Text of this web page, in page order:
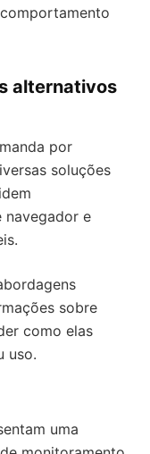
alternativos
por
soluções
navegador e
sobre
como elas
uso.
uma